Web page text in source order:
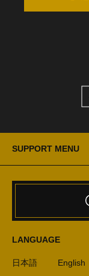
SUPPORT MENU
LANGUAGE
日本語 English